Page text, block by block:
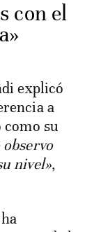
con el
explicó
a
su
nivel»,